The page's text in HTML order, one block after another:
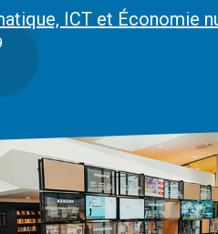
ICT et Économie